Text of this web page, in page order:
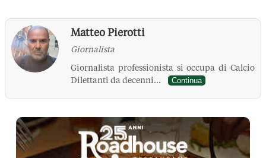
Matteo Pierotti
Giornalista
Giornalista professionista si occupa di Calcio
Dilettanti da decenni...
Continua
La Pressa